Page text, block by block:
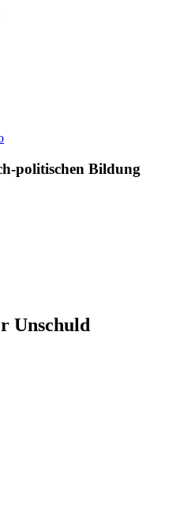
politischen Bildung
Unschuld